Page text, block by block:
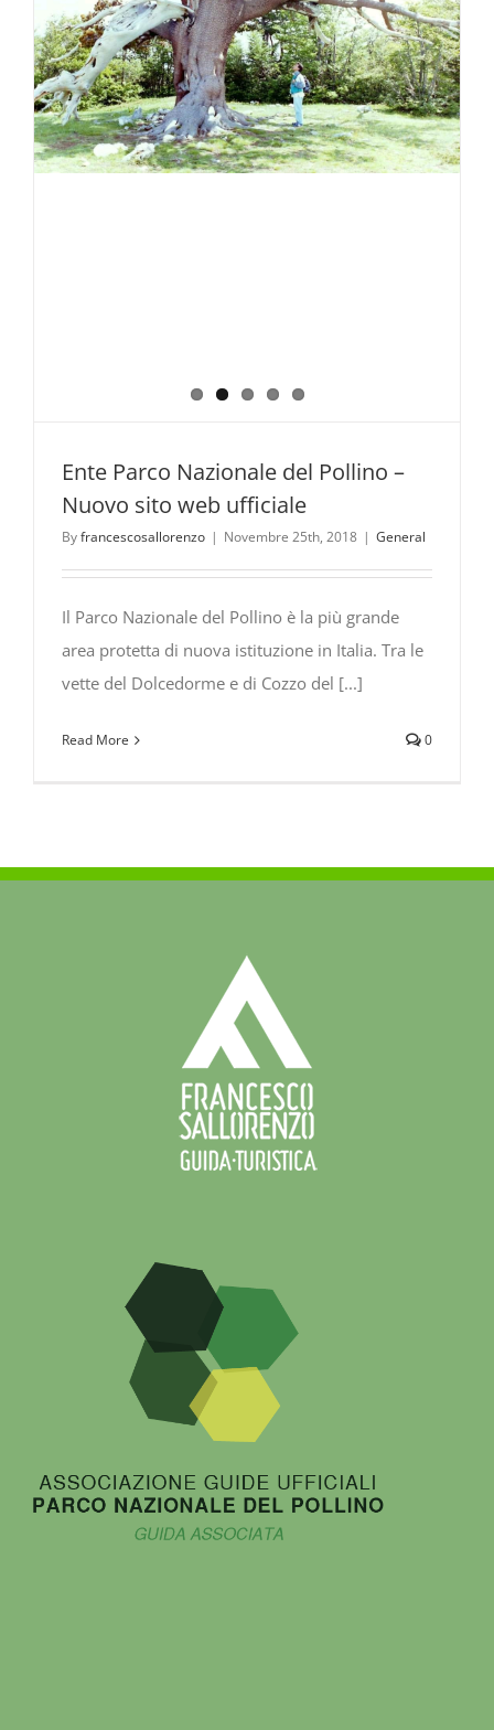
Ente Parco Nazionale del Pollino –
Nuovo sito web ufficiale
Byfrancescosallorenzo | Novembre 25th, 2018 | General
Il Parco Nazionale del Pollino è la più grande
area protetta di nuova istituzione in Italia. Tra le
vette del Dolcedorme e di Cozzo del [...]
Read More 0